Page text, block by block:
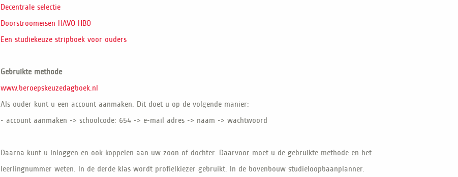
Decentrale selectie
Doorstroomeisen HAVO HBO
Een studiekeuze stripboek voor ouders
Gebruikte methode
www.beroepskeuzedagboek.nl
Als ouder kunt u een account aanmaken. Dit doet u op de volgende manier:
- account aanmaken -> schoolcode: 654 -> e-mail adres -> naam -> wachtwoord
Daarna kunt u inloggen en ook koppelen aan uw zoon of dochter. Daarvoor moet u de gebruikte methode en het
leerlingnummer weten. In de derde klas wordt profielkiezer gebruikt. In de bovenbouw studieloopbaanplanner.